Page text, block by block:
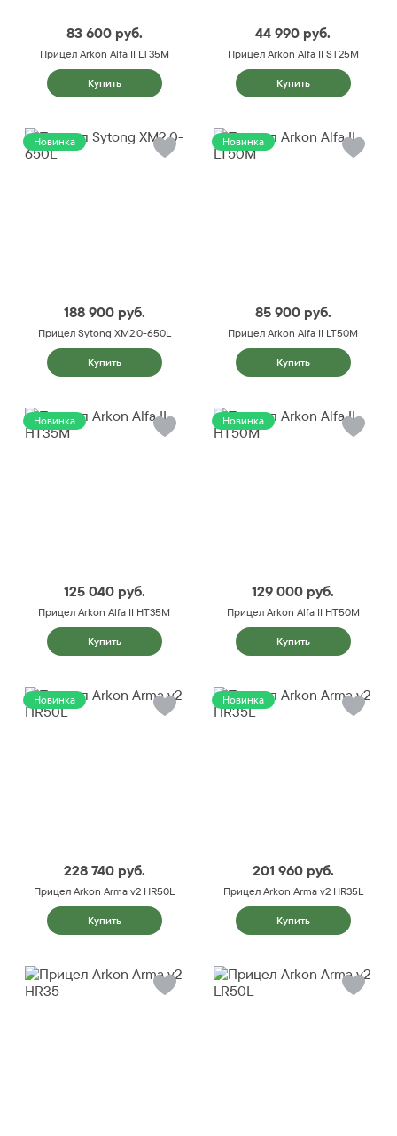
83 600 руб.
Прицел Arkon Alfa II LT35M
Купить
44 990 руб.
Прицел Arkon Alfa II ST25M
Купить
Новинка
188 900 руб.
Прицел Sytong XM2.0-650L
Купить
Новинка
85 900 руб.
Прицел Arkon Alfa II LT50M
Купить
Новинка
125 040 руб.
Прицел Arkon Alfa II HT35M
Купить
Новинка
129 000 руб.
Прицел Arkon Alfa II HT50M
Купить
Новинка
228 740 руб.
Прицел Arkon Arma v2 HR50L
Купить
Новинка
201 960 руб.
Прицел Arkon Arma v2 HR35L
Купить